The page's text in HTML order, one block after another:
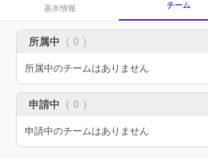
基本情報 チーム
所属中 （ 0 ）
所属中のチームはありません
申請中 （ 0 ）
申請中のチームはありません